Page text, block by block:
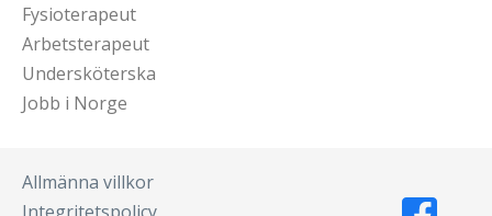
Fysioterapeut
Arbetsterapeut
Undersköterska
Jobb i Norge
Allmänna villkor
Integritetspolicy